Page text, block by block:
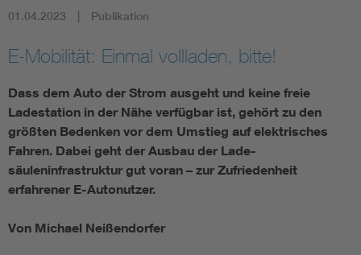
01.04.2023 Publikation
E-Mobilität: Einmal vollladen, bitte!
Dass dem Auto der Strom ausgeht und keine freie
Ladestation in der Nähe verfügbar ist, gehört zu den
größten Bedenken vor dem Umstieg auf elektrisches
Fahren. Dabei geht der Ausbau der Lade­
säuleninfrastruktur gut voran – zur Zufriedenheit
erfahrener E-Autonutzer.
Von Michael Neißendorfer